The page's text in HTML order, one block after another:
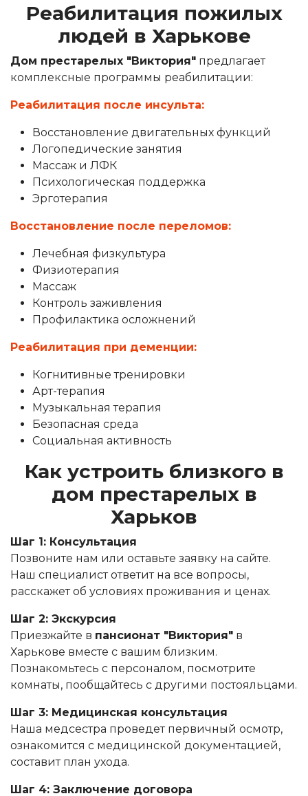
Реабилитация пожилых
людей в Харькове
Дом престарелых "Виктория" предлагает
комплексные программы реабилитации:
Реабилитация после инсульта:
Восстановление двигательных функций
Логопедические занятия
Массаж и ЛФК
Психологическая поддержка
Эрготерапия
Восстановление после переломов:
Лечебная физкультура
Физиотерапия
Массаж
Контроль заживления
Профилактика осложнений
Реабилитация при деменции:
Когнитивные тренировки
Арт-терапия
Музыкальная терапия
Безопасная среда
Социальная активность
Как устроить близкого в
дом престарелых в
Харьков
Шаг 1: Консультация
Позвоните нам или оставьте заявку на сайте.
Наш специалист ответит на все вопросы,
расскажет об условиях проживания и ценах.
Шаг 2: Экскурсия
Приезжайте в пансионат "Виктория" в
Харькове вместе с вашим близким.
Познакомьтесь с персоналом, посмотрите
комнаты, пообщайтесь с другими постояльцами.
Шаг 3: Медицинская консультация
Наша медсестра проведет первичный осмотр,
ознакомится с медицинской документацией,
составит план ухода.
Шаг 4: Заключение договора